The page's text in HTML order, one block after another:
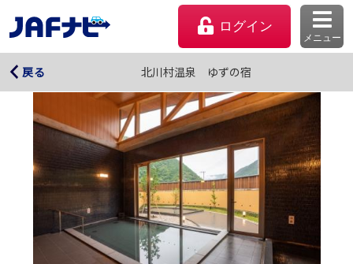
ログイン
メニュー
戻る 北川村温泉 ゆずの宿
北川村温泉 ゆずの宿